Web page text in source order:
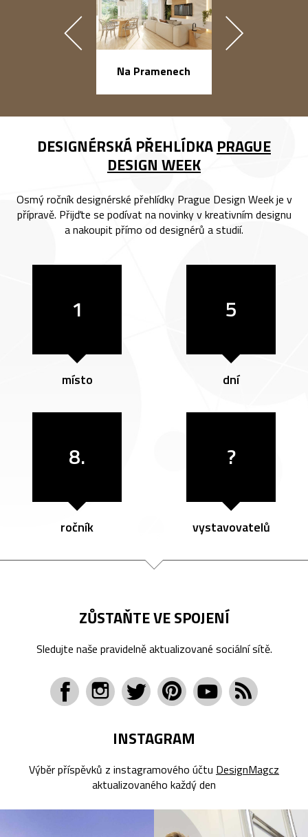
Na Pramenech
DESIGNÉRSKÁ PŘEHLÍDKA PRAGUE
DESIGN WEEK
Osmý ročník designérské přehlídky Prague Design Week je v
přípravě. Přijďte se podívat na novinky v kreativním designu
a nakoupit přímo od designérů a studií.
1
místo
5
dní
8.
ročník
?
vystavovatelů
ZŮSTAŇTE VE SPOJENÍ
Sledujte naše pravidelně aktualizované sociální sítě.
INSTAGRAM
Výběr příspěvků z instagramového účtu DesignMagcz
aktualizovaného každý den